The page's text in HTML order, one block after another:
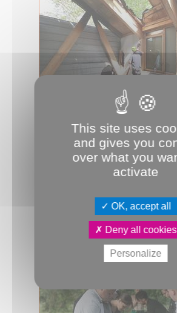
22.05.2024
À Étouvie, les travaux de
médiathèque ont repris
Incendiée pendant les
d’Étouvie fait l’objet depuis
JDA
This site uses
and gives you
over what you
activate
OK, accept all
Deny all cookies
Personalize